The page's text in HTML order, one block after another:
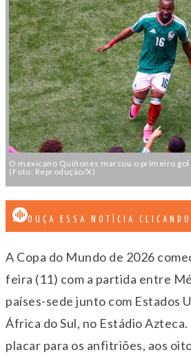
O mexicano Quiñones marcou o primeiro gol
(Foto: Reprodução/X)
OUÇA ESSA NOTÍCIA
A Copa do Mundo de 2026
feira (11) com a partida entre
países-sede junto com Estados
África do Sul, no Estádio
placar para os anfitriões, aos